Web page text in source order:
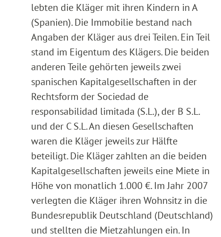
lebten die Kläger mit ihren Kindern in A
(Spanien). Die Immobilie bestand nach
Angaben der Kläger aus drei Teilen. Ein Teil
stand im Eigentum des Klägers. Die beiden
anderen Teile gehörten jeweils zwei
spanischen Kapitalgesellschaften in der
Rechtsform der Sociedad de
responsabilidad limitada (S.L.), der B S.L.
und der C S.L. An diesen Gesellschaften
waren die Kläger jeweils zur Hälfte
beteiligt. Die Kläger zahlten an die beiden
Kapitalgesellschaften jeweils eine Miete in
Höhe von monatlich 1.000 €. Im Jahr 2007
verlegten die Kläger ihren Wohnsitz in die
Bundesrepublik Deutschland (Deutschland)
und stellten die Mietzahlungen ein. In